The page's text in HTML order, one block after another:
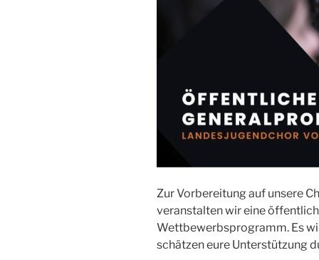
Zur Vorbereitung auf unsere
veranstalten wir eine
Wettbewerbsprogramm. Es
schätzen eure Unterstützung